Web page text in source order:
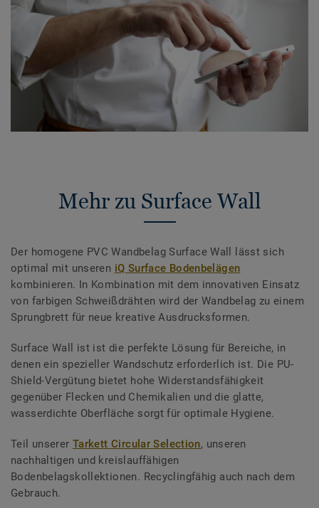
Mehr zu Surface Wall
Der homogene PVC Wandbelag Surface Wall lässt sich
optimal mit unseren iQ Surface Bodenbelägen
kombinieren. In Kombination mit dem innovativen Einsatz
von farbigen Schweißdrähten wird der Wandbelag zu einem
Sprungbrett für neue kreative Ausdrucksformen.
Surface Wall ist ist die perfekte Lösung für Bereiche, in
denen ein spezieller Wandschutz erforderlich ist. Die PU-
Shield-Vergütung bietet hohe Widerstandsfähigkeit
gegenüber Flecken und Chemikalien und die glatte,
wasserdichte Oberfläche sorgt für optimale Hygiene.
Teil unserer Tarkett Circular Selection, unseren
nachhaltigen und kreislauffähigen
Bodenbelagskollektionen. Recyclingfähig auch nach dem
Gebrauch.